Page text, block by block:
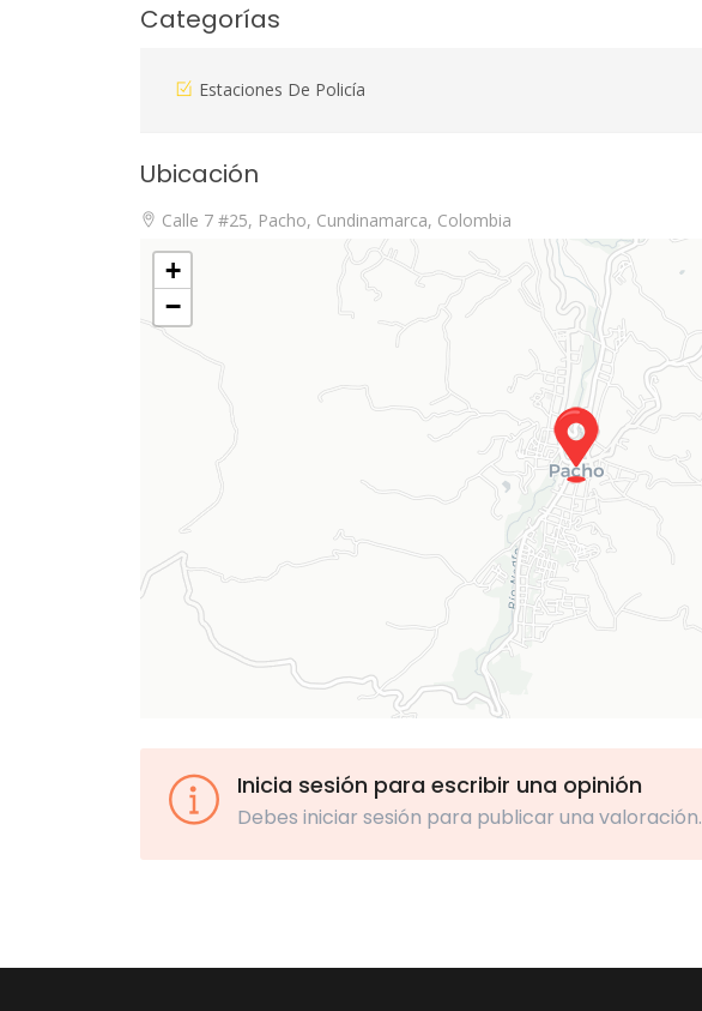
Categorías
Estaciones De Policía
Ubicación
Calle 7 #25, Pacho, Cundinamarca, Colombia
+
−
Inicia sesión para escribir una opinión
Debes iniciar sesión para publicar una valoración.